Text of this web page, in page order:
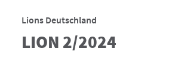
Lions Deutschland
LION 2/2024